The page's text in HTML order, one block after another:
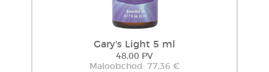
Gary's Light 5 ml
48,00 PV
Maloobchod: 77,36 €